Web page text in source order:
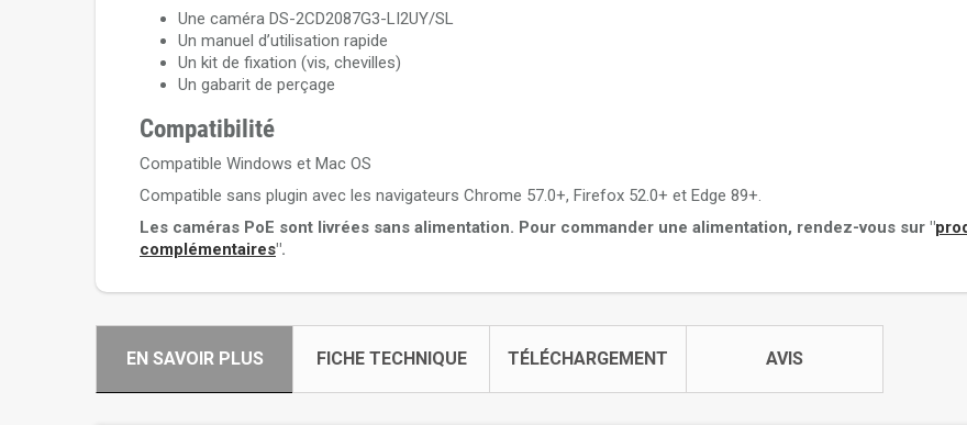
Une caméra DS-2CD2087G3-LI2UY/SL
Un manuel d’utilisation rapide
Un kit de fixation (vis, chevilles)
Un gabarit de perçage
Compatibilité
Compatible Windows et Mac OS
Compatible sans plugin avec les navigateurs Chrome 57.0+, Firefox 52.0+ et Edge 89+.
Les caméras PoE sont livrées sans alimentation. Pour commander une alimentation, rendez-vous sur "
complémentaires".
EN SAVOIR PLUS FICHE TECHNIQUE TÉLÉCHARGEMENT AVIS